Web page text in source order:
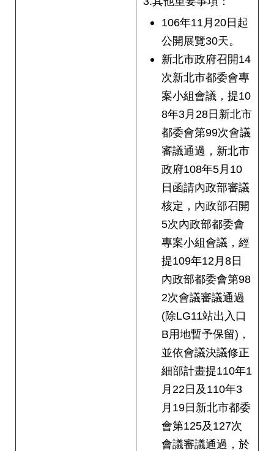
106年11月20日起
公開展覽30天。
新北市政府召開14
次新北市都委會專
案小組會議，提10
8年3月28日新北市
都委會第99次會議
審議通過，新北市
政府108年5月10
日函請內政部審議
核定，內政部召開
5次內政部都委會
專案小組會議，經
提109年12月8日
內政部都委會第98
2次會議審議通過
(除LG11站出入口
B用地暫予保留)，
並依會議決議修正
細部計畫提110年1
月22日及110年3
月19日新北市都委
會第125及127次
會議審議通過，於